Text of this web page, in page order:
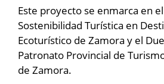
Este proyecto se enmarca en
Sostenibilidad Turística en
Ecoturístico de Zamora y el
Patronato Provincial de
de Zamora.